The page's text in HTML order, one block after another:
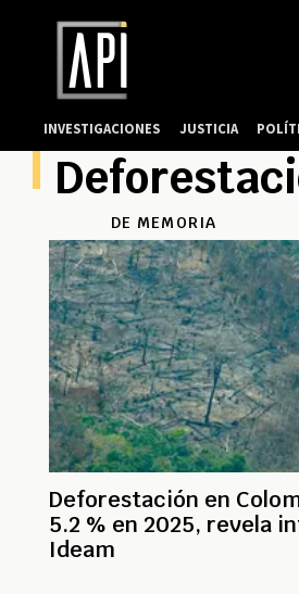
DE MEMORIA
Deforestación en
5.2 % en 2025, revela
Ideam
INVESTIGACIONES JUSTICIA